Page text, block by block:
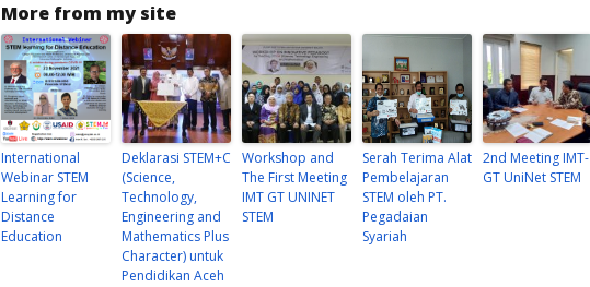
More from my site
International
Webinar STEM
Learning for
Distance
Education
Deklarasi STEM+C
(Science,
Technology,
Engineering and
Mathematics Plus
Character) untuk
Pendidikan Aceh
Workshop and
The First Meeting
IMT GT UNINET
STEM
Serah Terima Alat
Pembelajaran
STEM oleh PT.
Pegadaian
Syariah
2nd Meeting IMT-
GT UniNet STEM